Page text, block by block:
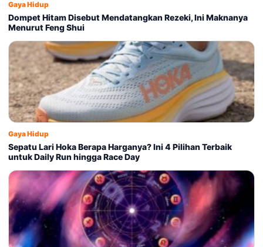
Gaya Hidup
Dompet Hitam Disebut Mendatangkan Rezeki, Ini Maknanya
Menurut Feng Shui
Gaya Hidup
Sepatu Lari Hoka Berapa Harganya? Ini 4 Pilihan Terbaik
untuk Daily Run hingga Race Day